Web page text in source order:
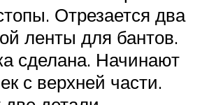
Отрезается два
ленты для бантов.
сделана. Начинают
с верхней части.